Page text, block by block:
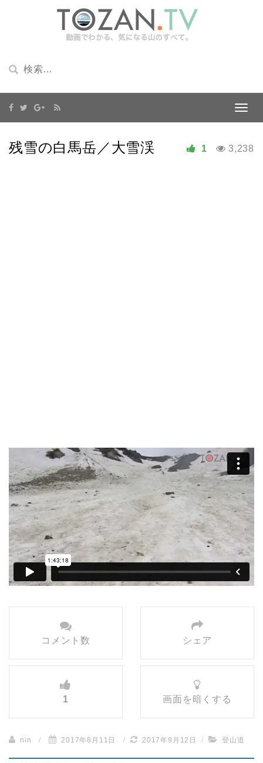
残雪の白馬岳／大雪渓 3,238
1
コメント数 シェア
1 画面を暗くする
nin / 2017年8月11日 / 2017年9月12日 / 登山道